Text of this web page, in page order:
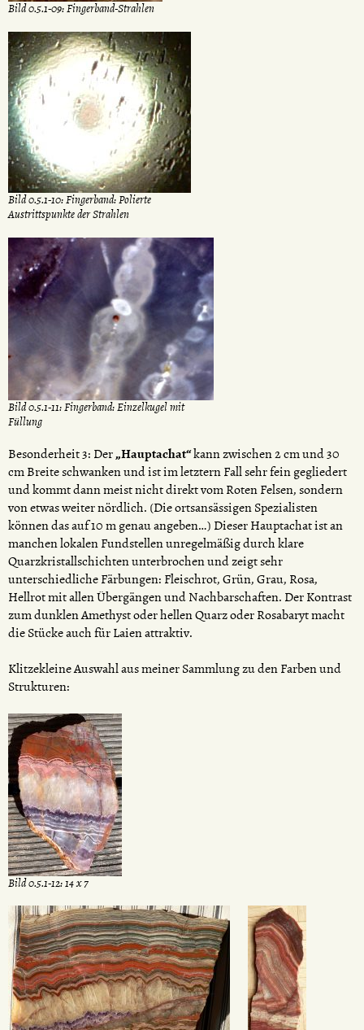
Bild 0.5.1-09: Fingerband-Strahlen
Bild 0.5.1-10: Fingerband: Polierte
Austrittspunkte der Strahlen
Bild 0.5.1-11: Fingerband: Einzelkugel mit
Füllung
Besonderheit 3: Der„Hauptachat“kann zwischen 2 cm und 30
cm Breite schwanken und ist im letztern Fall sehr fein gegliedert
und kommt dann meist nicht direkt vom Roten Felsen, sondern
von etwas weiter nördlich. (Die ortsansässigen Spezialisten
können das auf 10 m genau angeben…) Dieser Hauptachat ist an
manchen lokalen Fundstellen unregelmäßig durch klare
Quarzkristallschichten unterbrochen und zeigt sehr
unterschiedliche Färbungen: Fleischrot, Grün, Grau, Rosa,
Hellrot mit allen Übergängen und Nachbarschaften. Der Kontrast
zum dunklen Amethyst oder hellen Quarz oder Rosabaryt macht
die Stücke auch für Laien attraktiv.
Klitzekleine Auswahl aus meiner Sammlung zu den Farben und
Strukturen:
Bild 0.5.1-12: 14 x 7